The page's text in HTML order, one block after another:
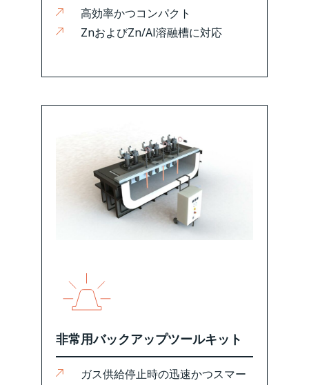
高効率かつコンパクト
ZnおよびZn/Al溶融槽に対応
非常用バックアップツールキット
ガス供給停止時の迅速かつスマー